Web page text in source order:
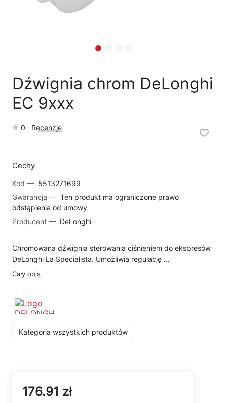
Dźwignia chrom DeLonghi
EC 9xxx
0 Recenzje
Cechy
Kod — 5513271699
Gwarancja — Ten produkt ma ograniczone prawo
odstąpienia od umowy
Producent — DeLonghi
Chromowana dźwignia sterowania ciśnieniem do ekspresów
DeLonghi La Specialista. Umożliwia regulację ...
Cały opis
Kategoria wszystkich produktów
176.91 zł
Reklamacja naprawy